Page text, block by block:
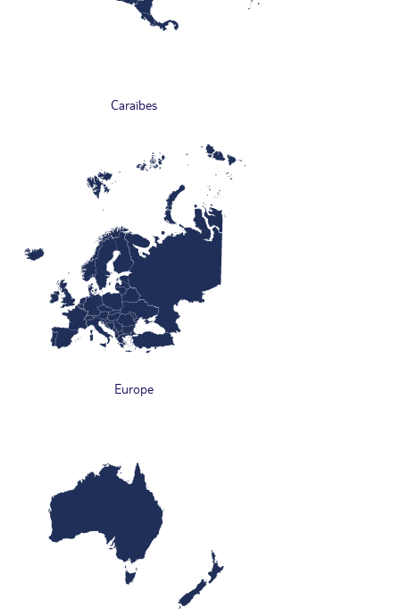
Caraïbes
Europe